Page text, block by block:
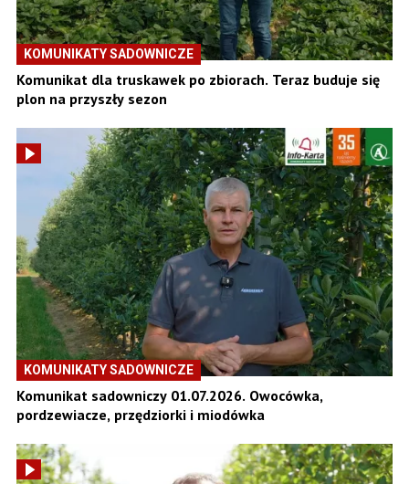
KOMUNIKATY SADOWNICZE
Komunikat dla truskawek po zbiorach. Teraz buduje się
plon na przyszły sezon
KOMUNIKATY SADOWNICZE
Komunikat sadowniczy 01.07.2026. Owocówka,
pordzewiacze, przędziorki i miodówka